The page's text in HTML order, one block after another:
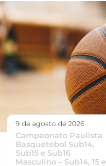
9 de agosto de 2026
Campeonato Paulista
Basquetebol Sub14,
Sub15 e Sub16
Masculino – Sub14, 15 e